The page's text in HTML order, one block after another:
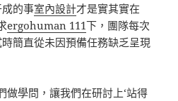
的事室內設計才是實其實在
ergohuman 111下，團隊每次
簡直從未因預備任務缺乏呈現
做學問，讓我們在研討上‘站得